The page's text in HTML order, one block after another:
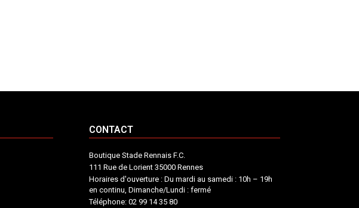
CONTACT
Boutique Stade Rennais F.C.
111 Rue de Lorient 35000 Rennes
Horaires d'ouverture : Du mardi au samedi : 10h – 19h
en continu, Dimanche/Lundi : fermé
Téléphone: 02 99 14 35 80